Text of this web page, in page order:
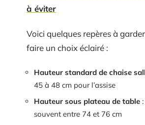
à éviter
Voici quelques repères à
faire un choix éclairé :
Hauteur standard de chaise
45 à 48 cm pour l’assise
Hauteur sous plateau de table
souvent entre 74 et 76 cm